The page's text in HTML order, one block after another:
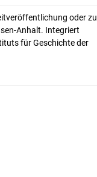
oder zu
Anhalt. Integriert
für Geschichte der